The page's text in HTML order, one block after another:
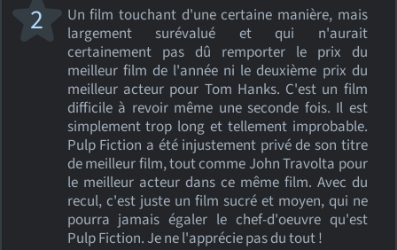
Un film touchant d'une certaine manière, mais
largement surévalué et qui n'aurait
certainement pas dû remporter le prix du
meilleur film de l'année ni le deuxième prix du
meilleur acteur pour Tom Hanks. C'est un film
difficile à revoir même une seconde fois. Il est
simplement trop long et tellement improbable.
Pulp Fiction a été injustement privé de son titre
de meilleur film, tout comme John Travolta pour
le meilleur acteur dans ce même film. Avec du
recul, c'est juste un film sucré et moyen, qui ne
pourra jamais égaler le chef-d'oeuvre qu'est
Pulp Fiction. Je ne l'apprécie pas du tout !
2